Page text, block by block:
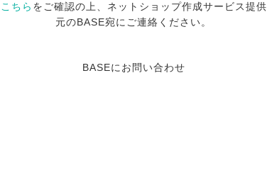
こちら をご確認の上、ネットショップ作成サービス提供
元のBASE宛にご連絡ください。
BASEにお問い合わせ